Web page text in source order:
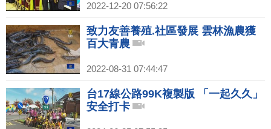
2022-12-20 07:56:22
致力友善養殖.社區發展 雲林漁農獲
百大青農
2022-08-31 07:44:47
台17線公路99K複製版 「一起久久」
安全打卡